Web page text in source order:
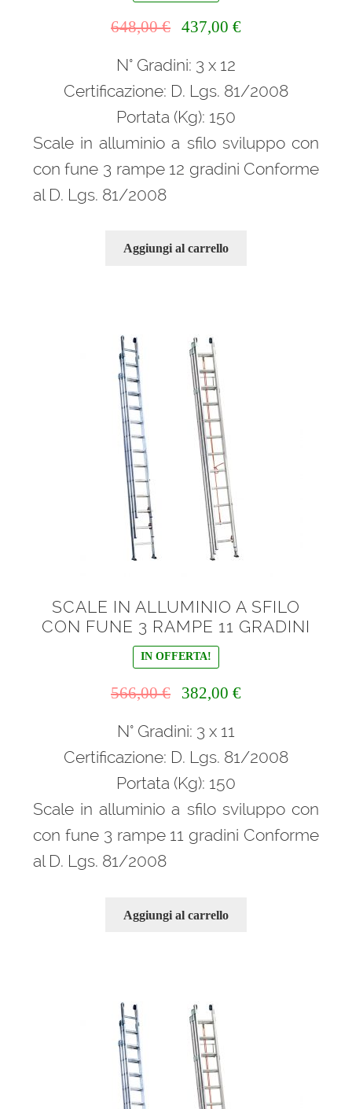
648,00€
originale
648,00 €.
437,00 €Il
437,00 €.
N° Gradini: 3 x 12
Certificazione: D. Lgs. 81/2008
Portata (Kg): 150
Scale in alluminio a sfilo sviluppo con
con fune 3 rampe 12 gradini Conforme
al D. Lgs. 81/2008
Aggiungi al carrello
SCALE IN ALLUMINIO A SFILO
CON FUNE 3 RAMPE 11 GRADINI
IN OFFERTA!
566,00€
originale
566,00 €.
382,00 €Il
382,00 €.
N° Gradini: 3 x 11
Certificazione: D. Lgs. 81/2008
Portata (Kg): 150
Scale in alluminio a sfilo sviluppo con
con fune 3 rampe 11 gradini Conforme
al D. Lgs. 81/2008
Aggiungi al carrello